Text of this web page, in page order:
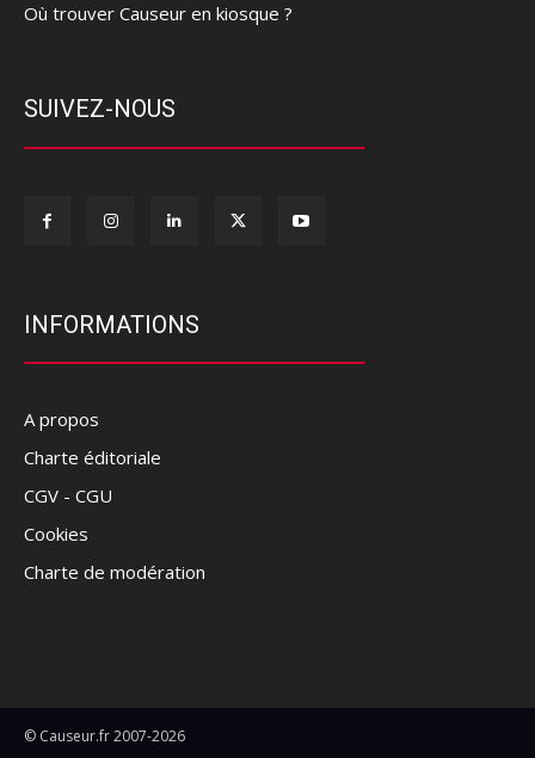
Où trouver Causeur en kiosque ?
SUIVEZ-NOUS
INFORMATIONS
A propos
Charte éditoriale
CGV - CGU
Cookies
Charte de modération
© Causeur.fr 2007-2026